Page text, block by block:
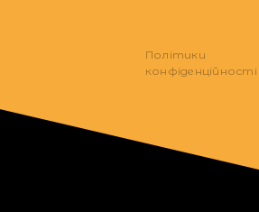
Політики
конфіденційності